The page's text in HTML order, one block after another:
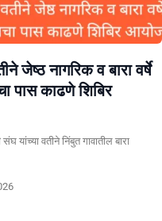
जेष्ठ नागरिक व बारा वर्षे
पास काढणे शिबिर
यांच्या वतीने निंबुत गावातील बारा